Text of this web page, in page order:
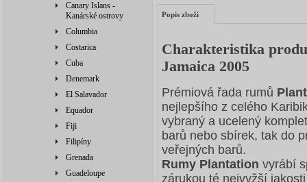
Canary Islans -
Kanárské ostrovy
Columbia
Costarica
Cuba
Denemark
El Salavador
Equador
Fiji
Filipíny
Grenada
Guadeloupe
Popis zboží
Charakteristika
Jamaica 2005
Prémiová řada rumů
nejlepšího z celého
vybraný a ucelený
barů nebo sbírek, tak do
veřejných barů.
Rumy Plantation vyrábí
zárukou té nejvyžší